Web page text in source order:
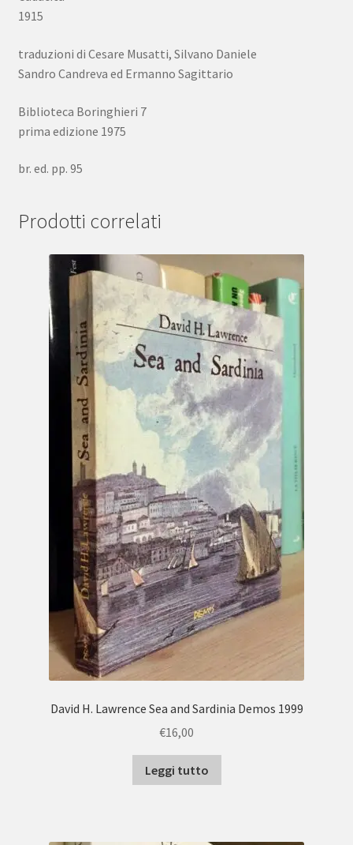
1915
traduzioni di Cesare Musatti, Silvano Daniele
Sandro Candreva ed Ermanno Sagittario
Biblioteca Boringhieri 7
prima edizione 1975
br. ed. pp. 95
Prodotti correlati
David H. Lawrence Sea and Sardinia Demos 1999
€16,00
Leggi tutto